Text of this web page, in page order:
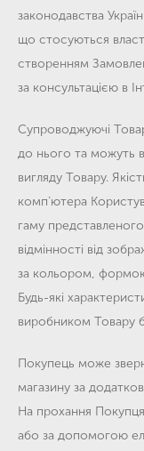
законодавства
що стосуються
створенням
за консультацією в
Супроводжуючі
до нього та можуть
вигляду Товару.
комп’ютера
гаму
відмінності від
за кольором,
Будь-які
виробником Товару
Покупець може
магазину за
На прохання
або за допомогою